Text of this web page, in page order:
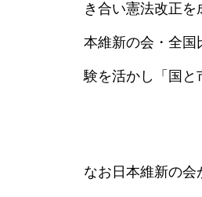
き合い憲法改正
本維新の会・全国
験を活かし「国と
なお日本維新の会